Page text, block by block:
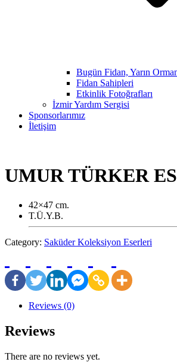
Bugün Fidan, Yarın
Fidan Sahipleri
Etkinlik Fotoğrafları
İzmir Yardım Sergisi
Sponsorlarımız
İletişim
UMUR TÜRKER
42×47 cm.
T.Ü.Y.B.
Category: Saküder Koleksiyon Eserleri
Reviews (0)
Reviews
There are no reviews yet.